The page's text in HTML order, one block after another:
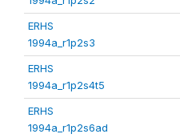
ERHS
1994a_r1p2s3
ERHS
1994a_r1p2s4t5
ERHS
1994a_r1p2s6ad